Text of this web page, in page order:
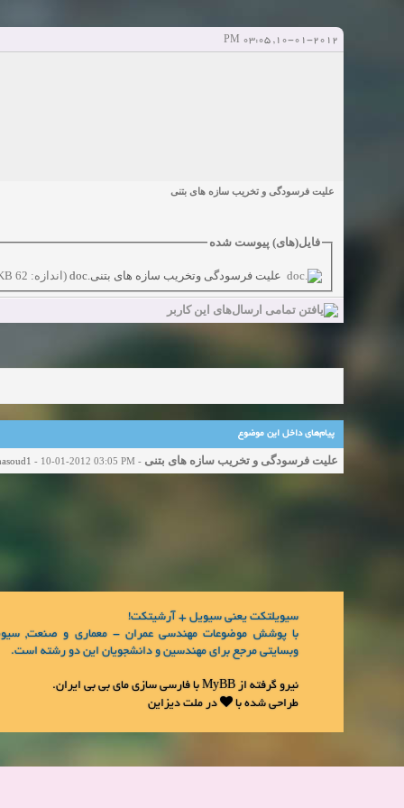
Girls in your town for night - Real-life Females
10-01-2012, 03:05 PM
علیت فرسودگی و تخریب سازه های بتنی
فایل‌(های) پیوست شده
علیت فرسودگی وتخریب سازه های بتنی.doc (اندازه: 62 KB / تعداد دفعات دریافت: 567)
پیام‌های داخل این موضوع
علیت فرسودگی و تخریب سازه های بتنی -
- 10-01-2012 03:05 PM
سیویلتکت یعنی سیویل + آرشیتکت!
با پوشش موضوعات مهندسی عمران - معماری و صنعت,
وبسایتی مرجع برای مهندسین و دانشجویان این دو رشته است.
نیرو گرفته ازMyBB با فارسی سازیمای بی بی ایران.
طراحی شده با
درملت دیزاین